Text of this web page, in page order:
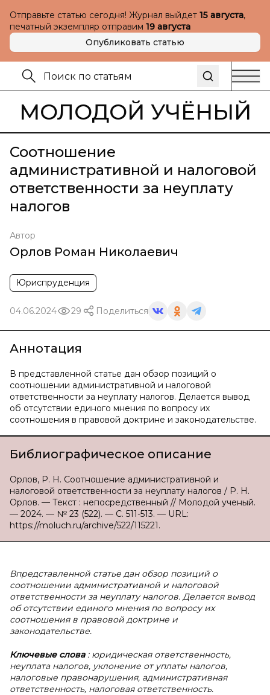
Отправьте статью сегодня! Журнал выйдет 15 августа,
печатный экземпляр отправим 19 августа
Опубликовать статью
МОЛОДОЙ УЧЁНЫЙ
Соотношение
административной и налоговой
ответственности за неуплату
налогов
Автор
Орлов Роман Николаевич
Юриспруденция
04.06.2024 29 Поделиться
Аннотация
В представленной статье дан обзор позиций о
соотношении административной и налоговой
ответственности за неуплату налогов. Делается вывод
об отсутствии единого мнения по вопросу их
соотношения в правовой доктрине и законодательстве.
Библиографическое описание
Орлов, Р. Н. Соотношение административной и
налоговой ответственности за неуплату налогов / Р. Н.
Орлов. — Текст : непосредственный // Молодой ученый.
— 2024. — № 23 (522). — С. 511-513. — URL:
https://moluch.ru/archive/522/115221.
Впредставленной статье дан обзор позиций о
соотношении административной и налоговой
ответственности за неуплату налогов. Делается вывод
об отсутствии единого мнения по вопросу их
соотношения в правовой доктрине и
законодательстве.
Ключевые слова : юридическая ответственность,
неуплата налогов, уклонение от уплаты налогов,
налоговые правонарушения, административная
ответственность, налоговая ответственность.